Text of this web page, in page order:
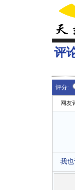
评
评分:
网友
我